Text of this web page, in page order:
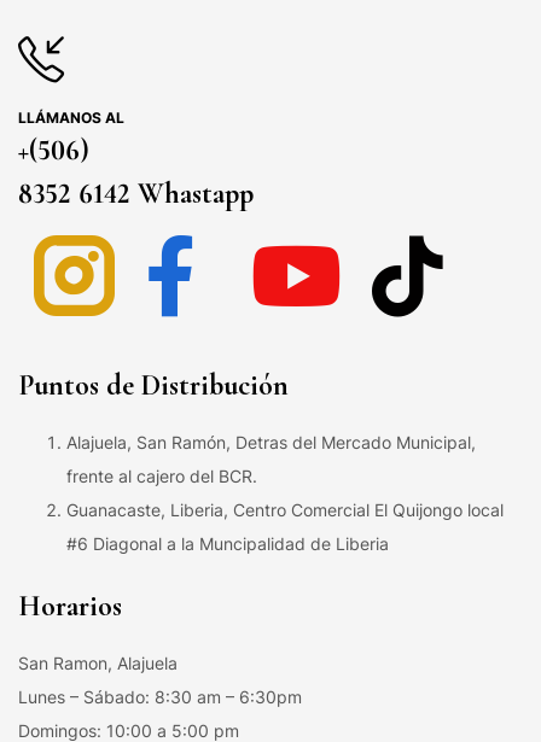
LLÁMANOS AL
+(506)
8352 6142 Whastapp
Puntos de Distribución
Alajuela, San Ramón, Detras del Mercado Municipal,
frente al cajero del BCR.
Guanacaste, Liberia, Centro Comercial El Quijongo local
#6 Diagonal a la Muncipalidad de Liberia
Horarios
San Ramon, Alajuela
Lunes – Sábado: 8:30 am – 6:30pm
Domingos: 10:00 a 5:00 pm